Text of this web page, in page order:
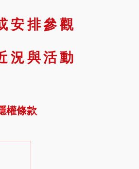
安排參觀
況與活動
權條款